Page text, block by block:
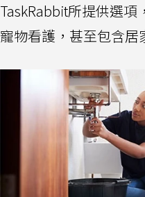
TaskRabbit所提供選
寵物看護，甚至包含居